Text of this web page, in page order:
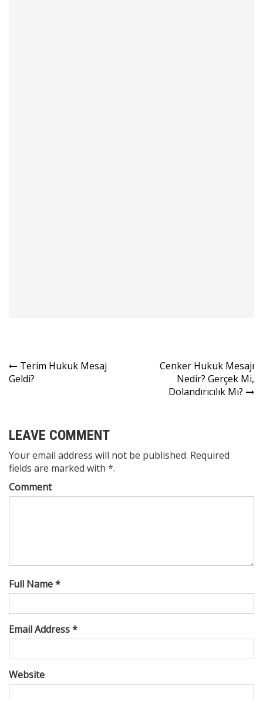
Yazı
gezinmesi
Terim Hukuk Mesaj
Geldi?
Cenker Hukuk Mesajı
Nedir? Gerçek Mi,
Dolandırıcılık Mı?
LEAVE COMMENT
Your email address will not be published. Required
fields are marked with *.
Comment
Full Name *
Email Address *
Website